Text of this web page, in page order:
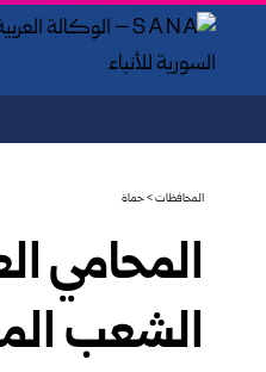
المحافظات>حماة
المحامي
الشعب